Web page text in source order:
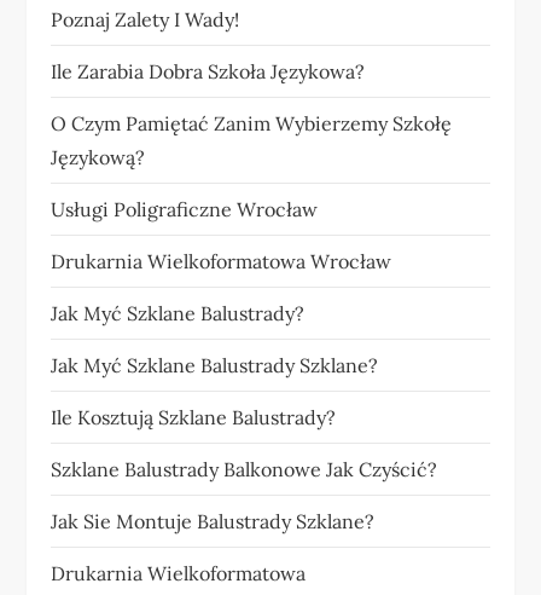
Poznaj Zalety I Wady!
Ile Zarabia Dobra Szkoła Językowa?
O Czym Pamiętać Zanim Wybierzemy Szkołę
Językową?
Usługi Poligraficzne Wrocław
Drukarnia Wielkoformatowa Wrocław
Jak Myć Szklane Balustrady?
Jak Myć Szklane Balustrady Szklane?
Ile Kosztują Szklane Balustrady?
Szklane Balustrady Balkonowe Jak Czyścić?
Jak Sie Montuje Balustrady Szklane?
Drukarnia Wielkoformatowa